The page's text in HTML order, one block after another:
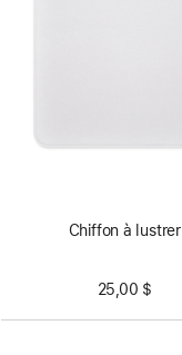
Chiffon à lustrer
25,00 $